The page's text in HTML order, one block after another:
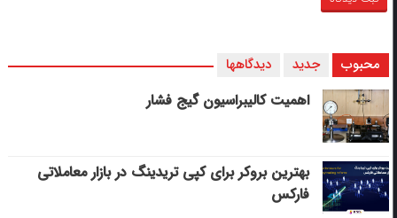
محبوب جدید دیدگاهها
اهمیت کالیبراسیون گیج فشار
بهترین بروکر برای کپی‌ تریدینگ در بازار معاملاتی
فارکس